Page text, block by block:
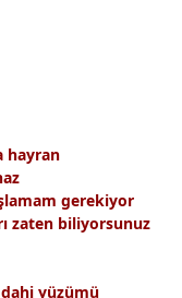
hayran
gerekiyor
zaten biliyorsunuz
dahi yüzümü